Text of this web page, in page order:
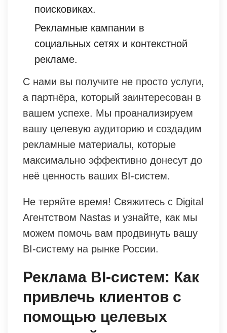
поисковиках.
Рекламные кампании в
социальных сетях и контекстной
рекламе.
С нами вы получите не просто услуги,
а партнёра, который заинтересован в
вашем успехе. Мы проанализируем
вашу целевую аудиторию и создадим
рекламные материалы, которые
максимально эффективно донесут до
неё ценность ваших BI-систем.
Не теряйте время! Свяжитесь с Digital
Агентством Nastas и узнайте, как мы
можем помочь вам продвинуть вашу
BI-систему на рынке России.
Реклама BI-систем: Как
привлечь клиентов с
помощью целевых